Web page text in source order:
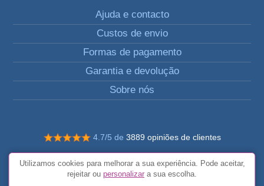
Ajuda e contacto
Custos de envio
Formas de pagamento
Garantia e devolução
Sobre nós
4.7/5 de 3889 opiniões de clientes
© Todos os direitos reservados FunToCome
Termos e condições gerais
Utilizamos cookies para melhorar a sua experiência. Pode aceitar,
rejeitar ou personalizar a sua escolha.